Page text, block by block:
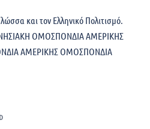
και τον Ελληνικό Πολιτισμό.
ΟΜΟΣΠΟΝΔΙΑ ΑΜΕΡΙΚΗΣ
ΑΜΕΡΙΚΗΣ ΟΜΟΣΠΟΝΔΙΑ